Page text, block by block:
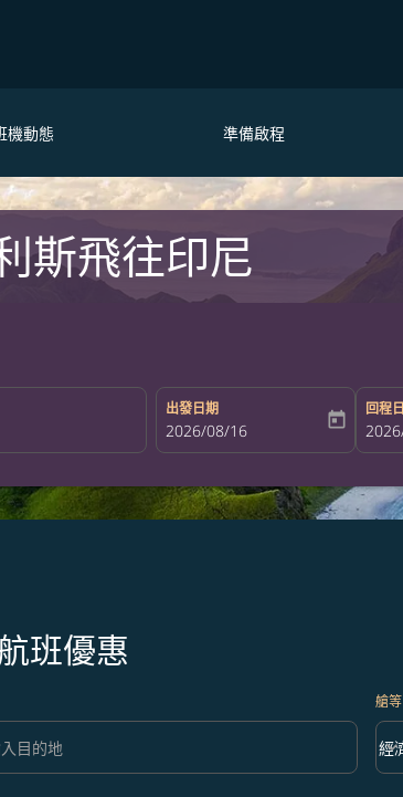
機動態 準備啟程
斯飛往印尼
出發日期
fc-booking-departure-date-aria-
2026/08/16 today
回程
fc-
班優惠
艙等
艙
經
keyboard_arrow_down